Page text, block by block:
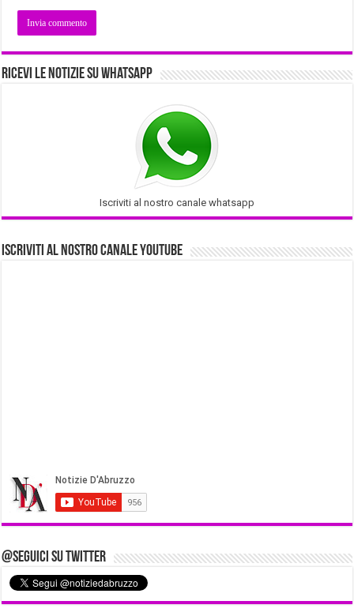
Ricevi le notizie su Whatsapp
Iscriviti al nostro canale whatsapp
Iscriviti al nostro Canale Youtube
@Seguici su Twitter